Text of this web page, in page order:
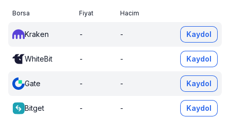
Borsa Fiyat Hacim
Kraken - - Kaydol
WhiteBit - - Kaydol
Gate - - Kaydol
Bitget - - Kaydol